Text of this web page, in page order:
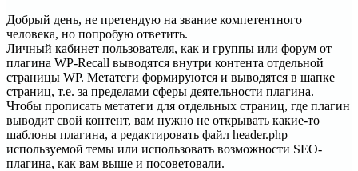
Добрый день, не претендую на звание компетентного
человека, но попробую ответить.
Личный кабинет пользователя, как и группы или форум от
плагина WP-Recall выводятся внутри контента отдельной
страницы WP. Метатеги формируются и выводятся в шапке
страниц, т.е. за пределами сферы деятельности плагина.
Чтобы прописать метатеги для отдельных страниц, где плагин
выводит свой контент, вам нужно не открывать какие-то
шаблоны плагина, а редактировать файл header.php
используемой темы или использовать возможности SEO-
плагина, как вам выше и посоветовали.